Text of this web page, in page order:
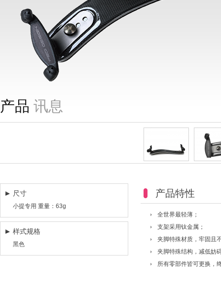
产品 讯息
尺寸
小提专用 重量：63g
样式规格
黑色
产品特性
全世界最轻薄；
支架采用钛金属；
夹脚特殊材质，牢固且
夹脚特殊结构，减低妨
所有零部件皆可更换，